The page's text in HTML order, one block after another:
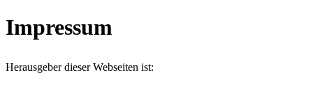
Impressum
Herausgeber dieser Webseiten ist: